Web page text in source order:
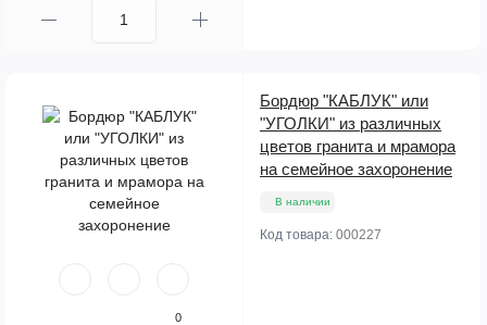
0
Бордюр "КАБЛУК" или
"УГОЛКИ" из различных
цветов гранита и мрамора
на семейное захоронение
В наличии
Код товара: 000227